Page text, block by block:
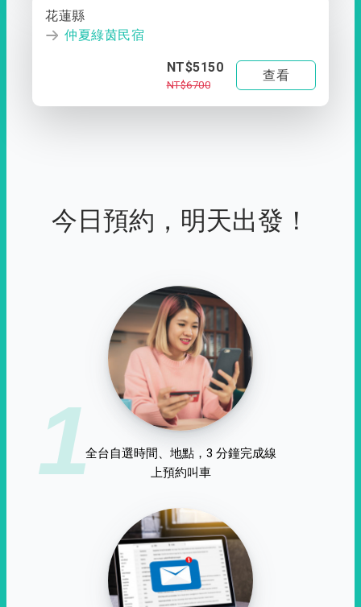
花蓮縣
仲夏綠茵民宿
NT$5150
NT$6700
查看
今日預約，明天出發！
1全台自選時間、地點，3 分鐘完成線
上預約叫車